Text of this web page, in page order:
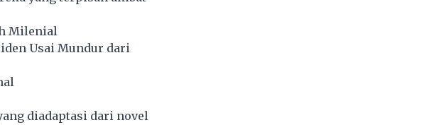
Milenial
Usai Mundur dari
diadaptasi dari novel